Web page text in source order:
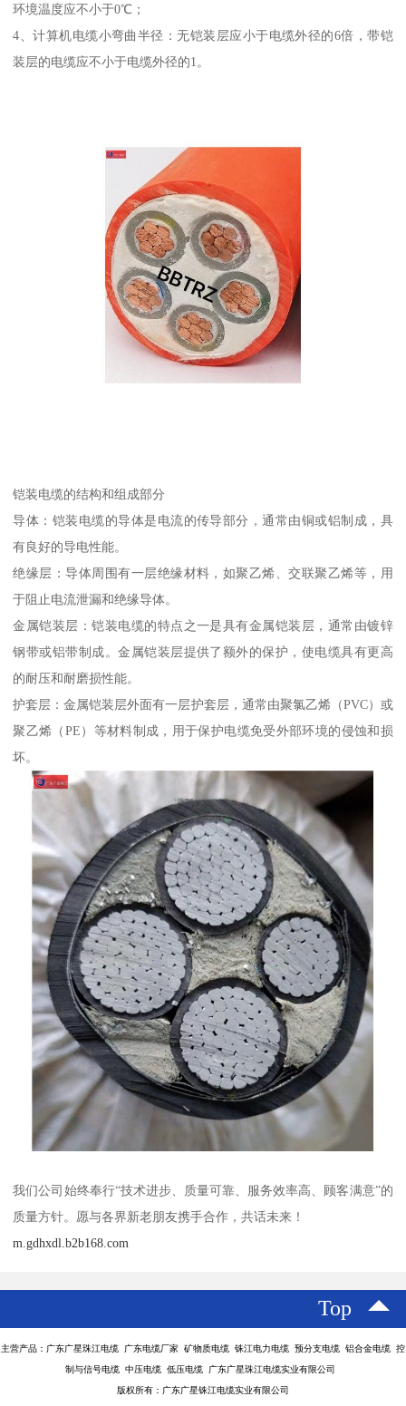
环境温度应不小于0℃；
4、计算机电缆小弯曲半径：无铠装层应小于电缆外径的6倍，带铠
装层的电缆应不小于电缆外径的1。
铠装电缆的结构和组成部分
导体：铠装电缆的导体是电流的传导部分，通常由铜或铝制成，具
有良好的导电性能。
绝缘层：导体周围有一层绝缘材料，如聚乙烯、交联聚乙烯等，用
于阻止电流泄漏和绝缘导体。
金属铠装层：铠装电缆的特点之一是具有金属铠装层，通常由镀锌
钢带或铝带制成。金属铠装层提供了额外的保护，使电缆具有更高
的耐压和耐磨损性能。
护套层：金属铠装层外面有一层护套层，通常由聚氯乙烯（PVC）或
聚乙烯（PE）等材料制成，用于保护电缆免受外部环境的侵蚀和损
坏。
我们公司始终奉行“技术进步、质量可靠、服务效率高、顾客满意”的
质量方针。愿与各界新老朋友携手合作，共话未来！
m.gdhxdl.b2b168.com
Top
主营产品：广东广星珠江电缆 广东电缆厂家 矿物质电缆 铢江电力电缆 预分支电缆 铝合金电缆 控
制与信号电缆 中压电缆 低压电缆 广东广星珠江电缆实业有限公司
版权所有：广东广星铢江电缆实业有限公司